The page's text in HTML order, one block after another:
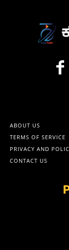
ABOUT US
TERMS OF SERVICE
PRIVACY AND
CONTACT US